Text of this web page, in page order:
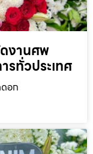
งานศพ
รทั่วประเทศ
อก